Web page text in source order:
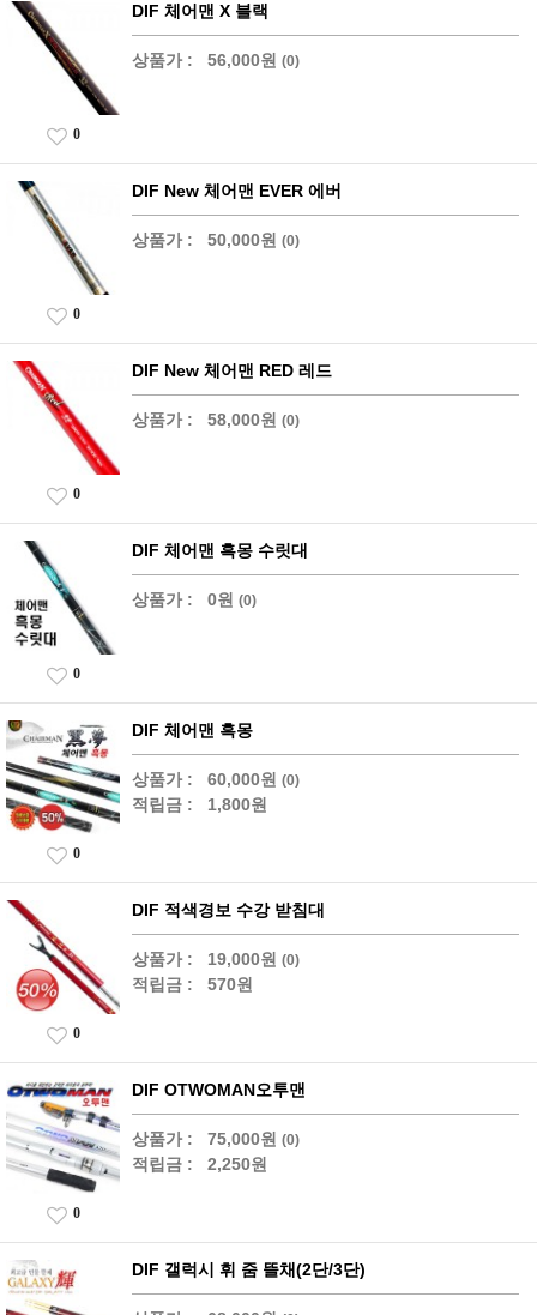
DIF 체어맨 X 블랙
상품가 : 56,000원 (0)
0
DIF New 체어맨 EVER 에버
상품가 : 50,000원 (0)
0
DIF New 체어맨 RED 레드
상품가 : 58,000원 (0)
0
DIF 체어맨 흑몽 수릿대
상품가 : 0원 (0)
0
DIF 체어맨 흑몽
상품가 : 60,000원 (0)
적립금 : 1,800원
0
DIF 적색경보 수강 받침대
상품가 : 19,000원 (0)
적립금 : 570원
0
DIF OTWOMAN오투맨
상품가 : 75,000원 (0)
적립금 : 2,250원
0
DIF 갤럭시 휘 줌 뜰채(2단/3단)